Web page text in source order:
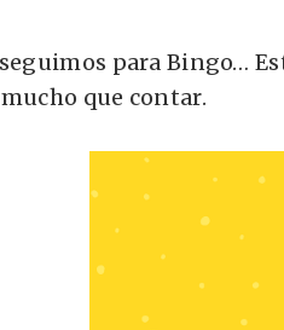
para Bingo…
que contar.